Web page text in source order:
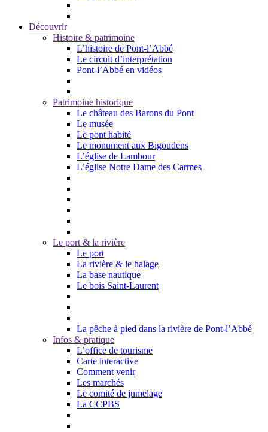
Découvrir
Histoire & patrimoine
L’histoire de Pont-l’Abbé
Le circuit d’interprétation
Pont-l’Abbé en vidéos
Patrimoine historique
Le château des Barons du Pont
Le musée
Le pont habité
Le monument aux Bigoudens
L’église de Lambour
L’église Notre Dame des Carmes
Le port & la rivière
Le port
La rivière & le halage
La base nautique
Le bois Saint-Laurent
La pêche à pied dans la rivière de Pont-l’Abbé
Infos & pratique
L’office de tourisme
Carte interactive
Comment venir
Les marchés
Le comité de jumelage
La CCPBS